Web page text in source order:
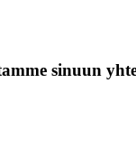
sinuun